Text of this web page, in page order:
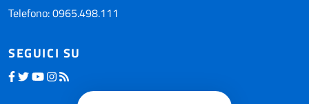
Telefono: 0965.498.111
SEGUICI SU